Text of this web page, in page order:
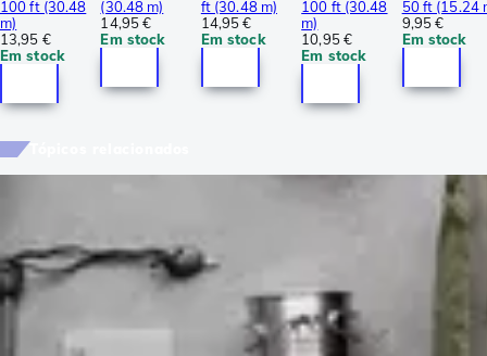
100 ft (30.48
m)
13,95 €
Em stock
(30.48 m)
14,95 €
Em stock
ft (30.48 m)
14,95 €
Em stock
100 ft (30.48
m)
10,95 €
Em stock
50 ft (15.24
9,95 €
Em stock